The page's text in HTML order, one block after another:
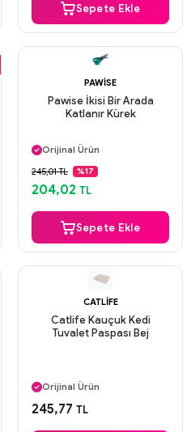
Sepete Ekle
PAWISE
Pawise İkisi Bir Arada
Katlanır Kürek
Orijinal Ürün
Güvenli Ödeme
Aynı Gün Kargo
245,01 TL %17
204,02 TL
Sepete Ekle
CATLIFE
Catlife Kauçuk Kedi
Tuvalet Paspası Bej
Orijinal Ürün
Güvenli Ödeme
245,77 TL